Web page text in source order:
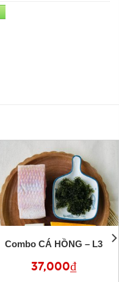
Combo CÁ HỒNG – L3
37,000₫